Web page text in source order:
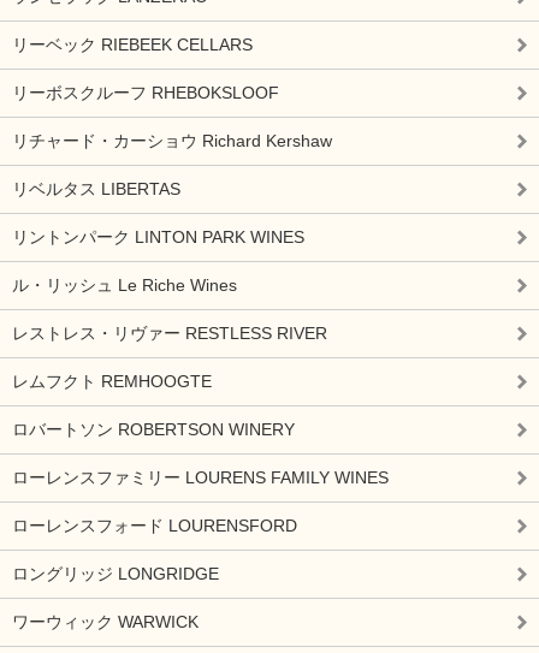
リーベック RIEBEEK CELLARS
リーボスクルーフ RHEBOKSLOOF
リチャード・カーショウ Richard Kershaw
リベルタス LIBERTAS
リントンパーク LINTON PARK WINES
ル・リッシュ Le Riche Wines
レストレス・リヴァー RESTLESS RIVER
レムフクト REMHOOGTE
ロバートソン ROBERTSON WINERY
ローレンスファミリー LOURENS FAMILY WINES
ローレンスフォード LOURENSFORD
ロングリッジ LONGRIDGE
ワーウィック WARWICK